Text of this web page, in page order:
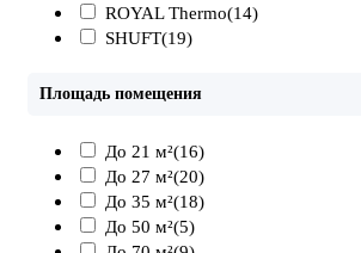
ROYAL Thermo(14)
SHUFT(19)
Площадь помещения
До 21 м²(16)
До 27 м²(20)
До 35 м²(18)
До 50 м²(5)